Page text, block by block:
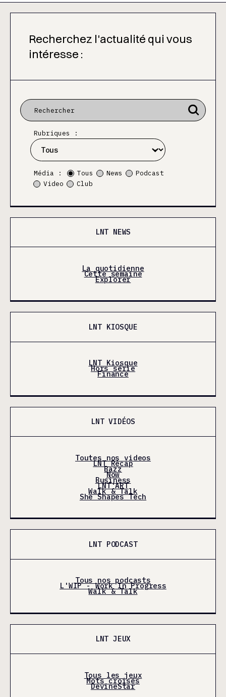
Recherchez l'actualité qui vous
intéresse :
Rubriques :
Média : Tous News
Podcast
Video
Club
LNT NEWS
La quotidienne
Cette semaine
Explorer
LNT KIOSQUE
LNT Kiosque
Hors série
Finance
LNT VIDÉOS
Toutes nos videos
LNT Récap
Bazz
Now
Business
LNT'ART
Walk & Talk
She Shapes Tech
LNT PODCAST
Tous nos podcasts
L'WIP - Work In Progress
Walk & Talk
LNT JEUX
Tous les jeux
Mots croisés
DevineStar